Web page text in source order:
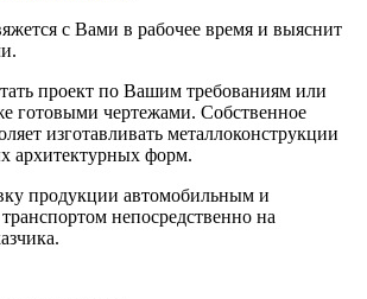
с Вами в рабочее время и выяснит
проект по Вашим требованиям или
готовыми чертежами. Собственное
изготавливать металлоконструкции
архитектурных форм.
продукции автомобильным и
непосредственно на